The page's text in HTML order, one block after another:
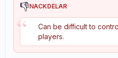
👎NACKDELAR
“
Can be difficult to
players.